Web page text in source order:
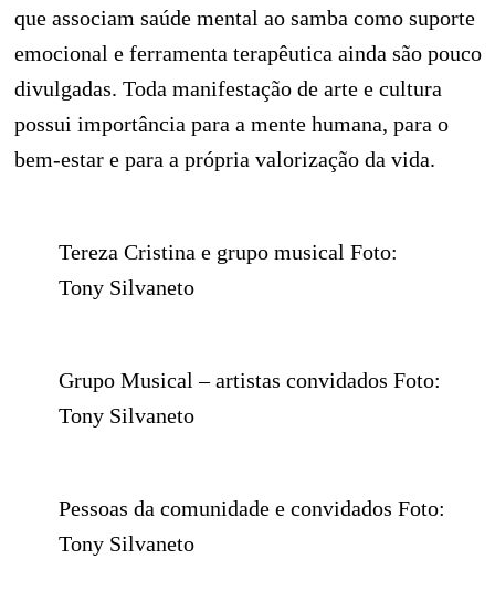
que associam saúde mental ao samba como suporte
emocional e ferramenta terapêutica ainda são pouco
divulgadas. Toda manifestação de arte e cultura
possui importância para a mente humana, para o
bem-estar e para a própria valorização da vida.
Tereza Cristina e grupo musical Foto:
Tony Silvaneto
Grupo Musical – artistas convidados Foto:
Tony Silvaneto
Pessoas da comunidade e convidados Foto:
Tony Silvaneto